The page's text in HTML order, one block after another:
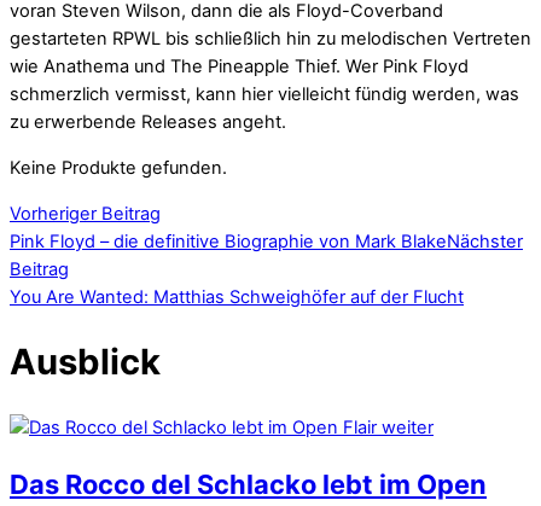
voran Steven Wilson, dann die als Floyd-Coverband
gestarteten RPWL bis schließlich hin zu melodischen Vertreten
wie Anathema und The Pineapple Thief. Wer Pink Floyd
schmerzlich vermisst, kann hier vielleicht fündig werden, was
zu erwerbende Releases angeht.
Keine Produkte gefunden.
Vorheriger Beitrag
Pink Floyd – die definitive Biographie von Mark BlakeNächster
Beitrag
You Are Wanted: Matthias Schweighöfer auf der Flucht
Ausblick
Das Rocco del Schlacko lebt im Open